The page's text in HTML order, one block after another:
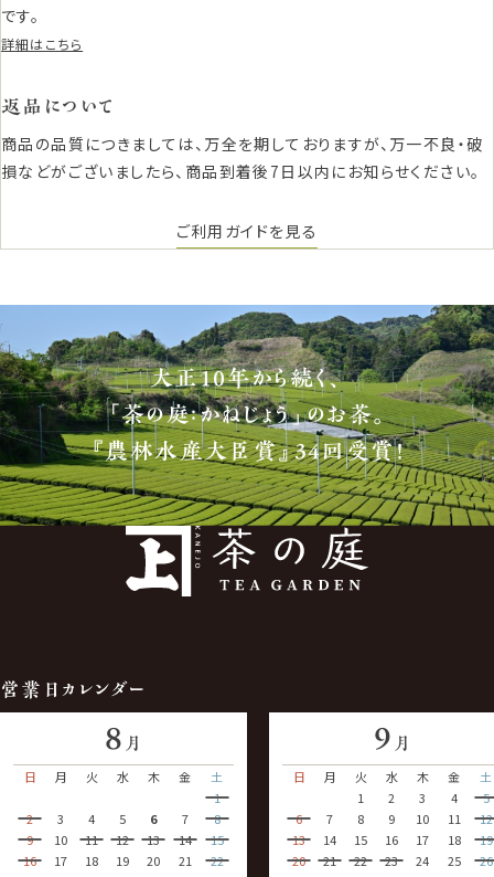
です。
詳細はこちら
返品について
商品の品質につきましては、万全を期しておりますが、万一不良・破
損などがございましたら、商品到着後7日以内にお知らせください。
ご利用ガイドを見る
大正10年から続く、
「茶の庭：かねじょう」のお茶。
『農林水産大臣賞』34回受賞！
営業日カレンダー
8 月
日
月 火 水 木 金
土
1
2
3 4 5 6 7
8
9
10 11 12 13 14
15
16
17 18 19 20 21
22
9 月
日
月 火 水 木 金
土
1
2 3 4
5
6
7 8 9 10 11
12
13
14 15 16 17 18
19
20
21 22 23 24 25
26